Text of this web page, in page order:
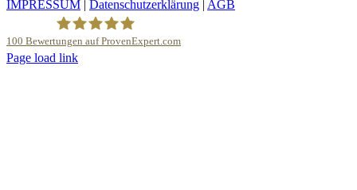
IMPRESSUM | Datenschutzerklärung | AGB
100 Bewertungen auf ProvenExpert.com
YouTube
Page load link